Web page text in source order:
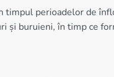
timpul perioadelor de
și buruieni, în timp ce